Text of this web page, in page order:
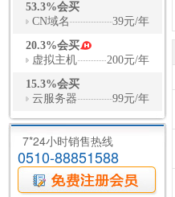
53.3%会买
39元/年
CN域名
20.3%会买
200元/年
虚拟主机
15.3%会买
99元/年
云服务器
7*24小时销售热线
0510-88851588